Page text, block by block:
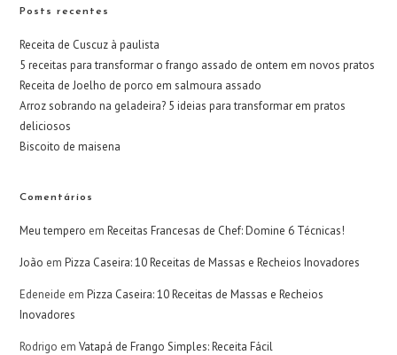
Posts recentes
Receita de Cuscuz à paulista
5 receitas para transformar o frango assado de ontem em novos pratos
Receita de Joelho de porco em salmoura assado
Arroz sobrando na geladeira? 5 ideias para transformar em pratos
deliciosos
Biscoito de maisena
Comentários
Meu tempero emReceitas Francesas de Chef: Domine 6 Técnicas!
João emPizza Caseira: 10 Receitas de Massas e Recheios Inovadores
Edeneide emPizza Caseira: 10 Receitas de Massas e Recheios
Inovadores
Rodrigo emVatapá de Frango Simples: Receita Fácil